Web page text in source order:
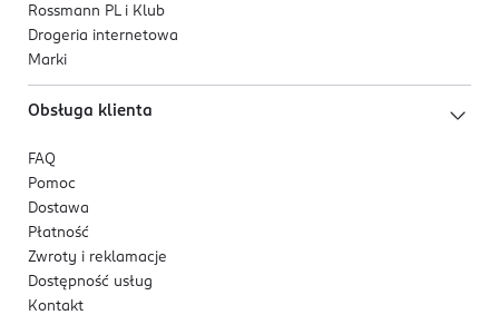
Rossmann PL i Klub
Drogeria internetowa
Marki
Obsługa klienta
FAQ
Pomoc
Dostawa
Płatność
Zwroty i reklamacje
Dostępność usług
Kontakt